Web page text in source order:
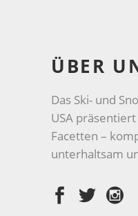
ÜBER
Das Ski- und
USA
Facetten –
unterhaltsam